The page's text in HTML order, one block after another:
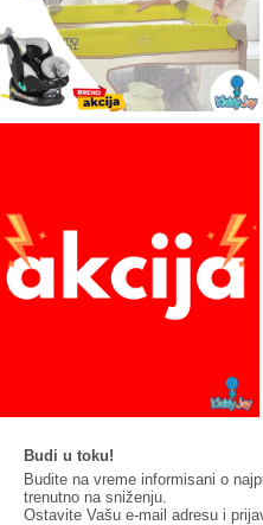
Budi u toku!
Budite na vreme informisani o
trenutno na sniženju.
Ostavite Vašu e-mail adresu i